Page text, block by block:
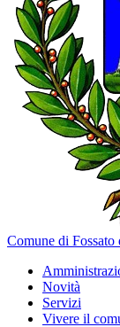
Comune di
Novità
Servizi
Vivere il